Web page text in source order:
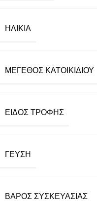
ΗΛΙΚΊΑ
ΜΈΓΕΘΟΣ ΚΑΤΟΙΚΙΔΊΟΥ
ΕΊΔΟΣ ΤΡΟΦΉΣ
ΓΕΎΣΗ
ΒΆΡΟΣ ΣΥΣΚΕΥΑΣΊΑΣ